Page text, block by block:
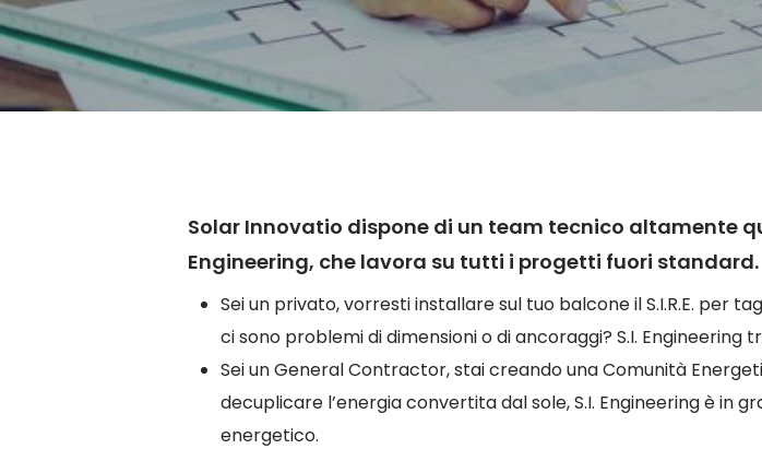
Hit enter to search or ESC to close
Solar Innovatio dispone di un team tecnico altamente
Engineering, che lavora su tutti i progetti fuori standard.
Sei un privato, vorresti installare sul tuo balcone il S.I.R.E. per
ci sono problemi di dimensioni o di ancoraggi? S.I. Engineering
Sei un General Contractor, stai creando una Comunità
decuplicare l’energia convertita dal sole, S.I. Engineering è in
energetico.